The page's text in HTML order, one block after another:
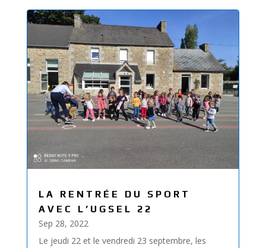
LA RENTRÉE DU SPORT
AVEC L’UGSEL 22
Sep 28, 2022
Le jeudi 22 et le vendredi 23 septembre, les